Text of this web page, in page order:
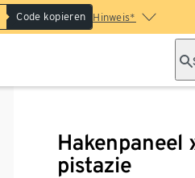
Code kopieren Hinweis*
Hakenpaneel
pistazie